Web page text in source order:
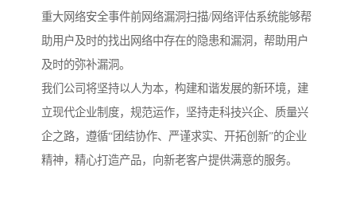
重大网络安全事件前网络漏洞扫描/网络评估系统能够帮
助用户及时的找出网络中存在的隐患和漏洞，帮助用户
及时的弥补漏洞。
我们公司将坚持以人为本，构建和谐发展的新环境，建
立现代企业制度，规范运作，坚持走科技兴企、质量兴
企之路，遵循“团结协作、严谨求实、开拓创新”的企业
精神，精心打造产品，向新老客户提供满意的服务。